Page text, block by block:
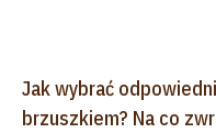
Jak wybrać
brzuszkiem? Na co